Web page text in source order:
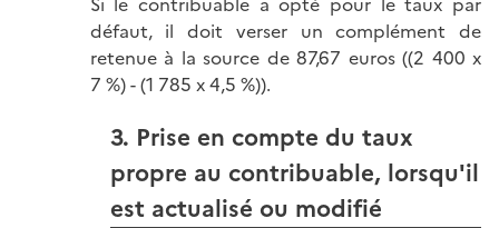
défaut, il doit verser un complément de
retenue à la source de 87,67 euros ((2 400 x
7 %) - (1 785 x 4,5 %)).
3. Prise en compte du taux
propre au contribuable, lorsqu'il
est actualisé ou modifié